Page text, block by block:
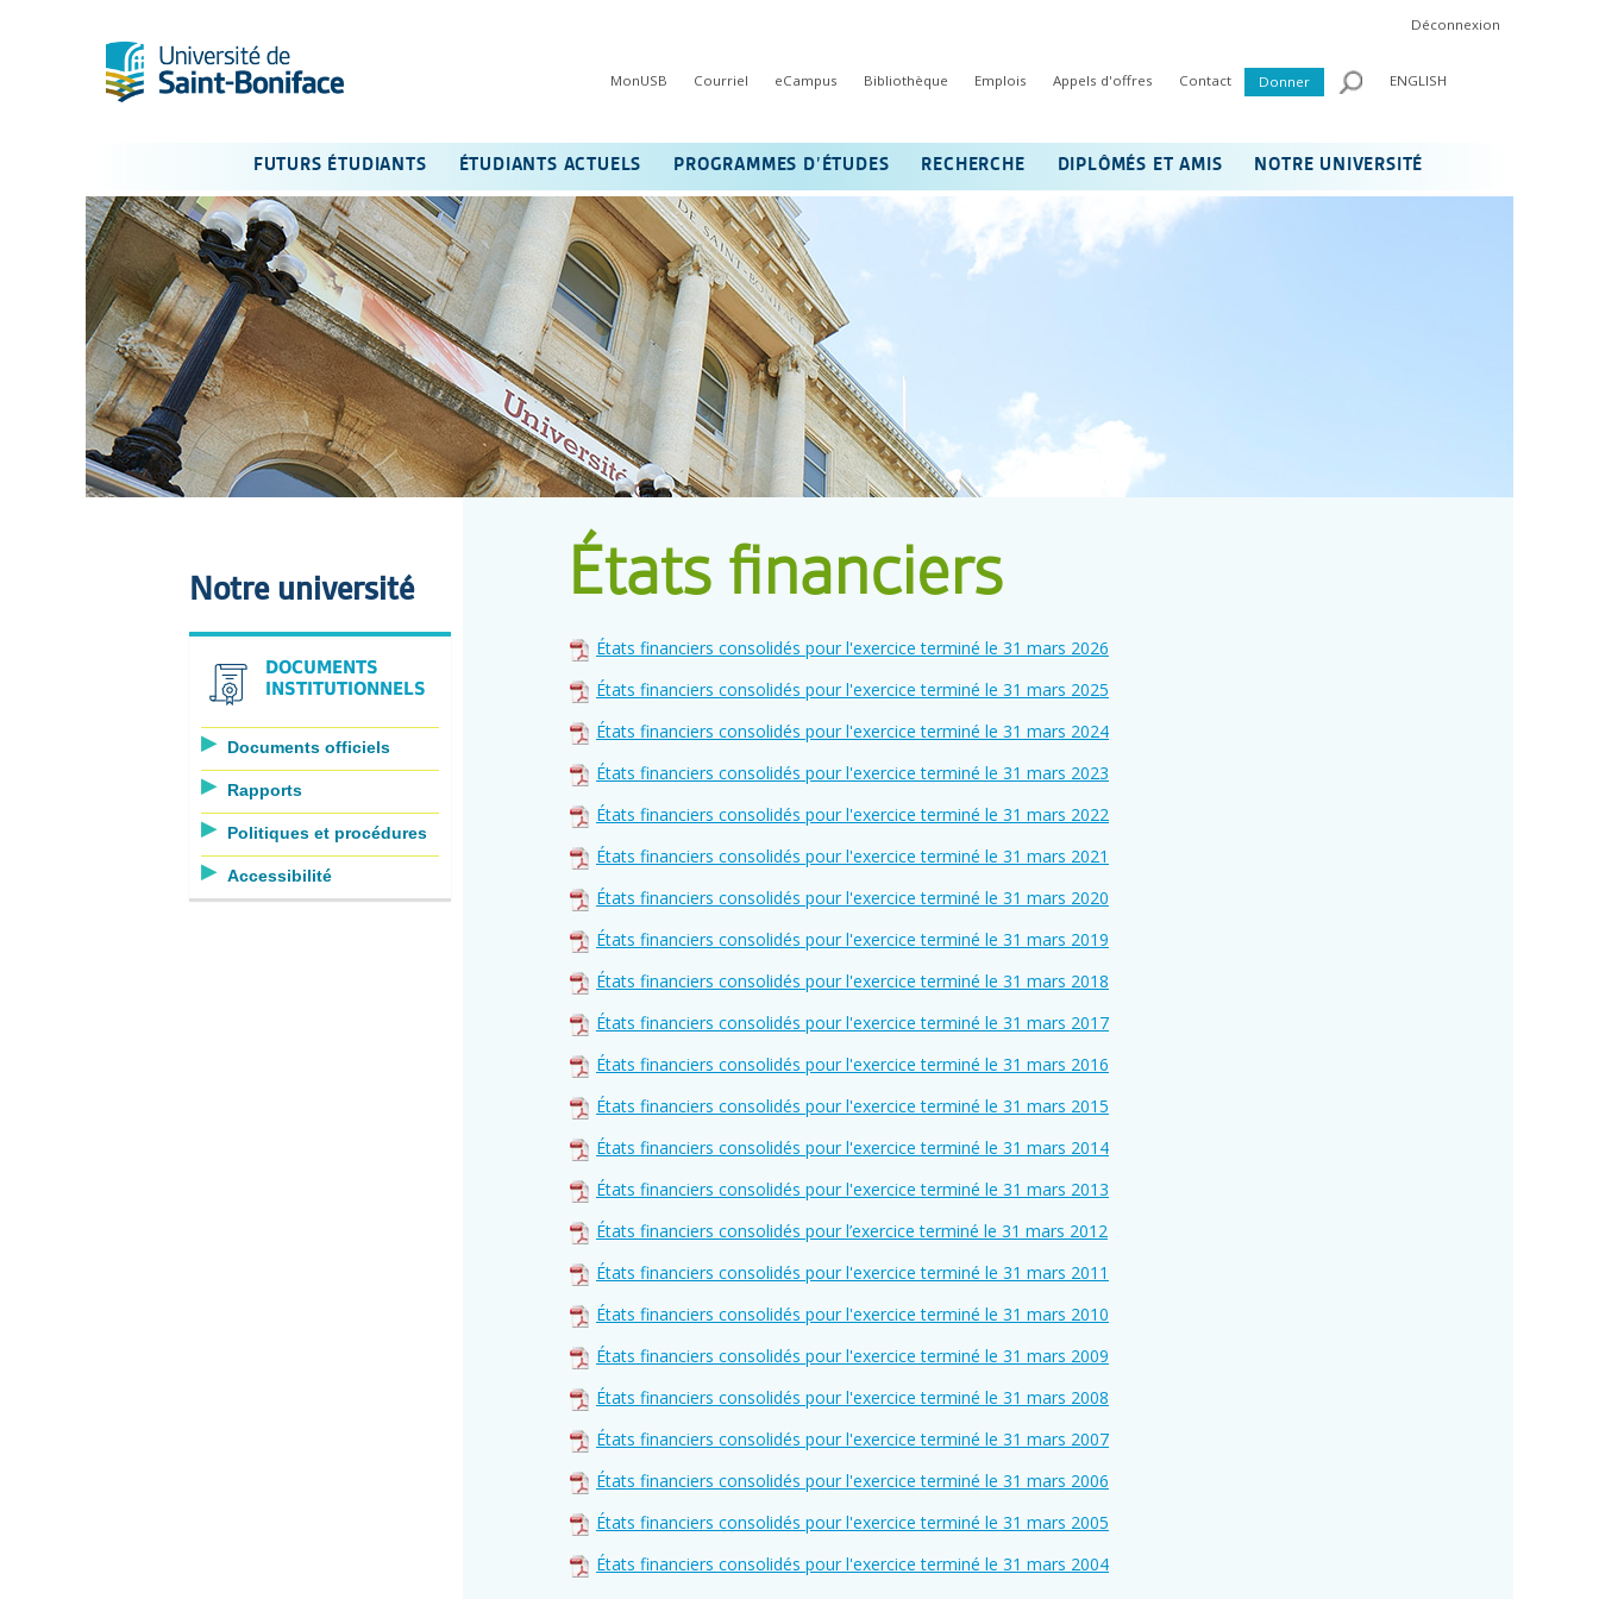
Déconnexion
MonUSB Courriel eCampus Bibliothèque Emplois Appels d'offres Contact Donner ENGLISH
FUTURS ÉTUDIANTS ÉTUDIANTS ACTUELS PROGRAMMES D’ÉTUDES RECHERCHE DIPLÔMÉS ET AMIS NOTRE UNIVERSITÉ
États financiers
États financiers consolidés pour l'exercice terminé le 31 mars 2026
États financiers consolidés pour l'exercice terminé le 31 mars 2025
États financiers consolidés pour l'exercice terminé le 31 mars 2024
États financiers consolidés pour l'exercice terminé le 31 mars 2023
États financiers consolidés pour l'exercice terminé le 31 mars 2022
États financiers consolidés pour l'exercice terminé le 31 mars 2021
États financiers consolidés pour l'exercice terminé le 31 mars 2020
États financiers consolidés pour l'exercice terminé le 31 mars 2019
États financiers consolidés pour l'exercice terminé le 31 mars 2018
États financiers consolidés pour l'exercice terminé le 31 mars 2017
États financiers consolidés pour l'exercice terminé le 31 mars 2016
États financiers consolidés pour l'exercice terminé le 31 mars 2015
États financiers consolidés pour l'exercice terminé le 31 mars 2014
États financiers consolidés pour l'exercice terminé le 31 mars 2013
États financiers consolidés pour l’exercice terminé le 31 mars 2012
États financiers consolidés pour l'exercice terminé le 31 mars 2011
États financiers consolidés pour l'exercice terminé le 31 mars 2010
États financiers consolidés pour l'exercice terminé le 31 mars 2009
États financiers consolidés pour l'exercice terminé le 31 mars 2008
États financiers consolidés pour l'exercice terminé le 31 mars 2007
États financiers consolidés pour l'exercice terminé le 31 mars 2006
États financiers consolidés pour l'exercice terminé le 31 mars 2005
États financiers consolidés pour l'exercice terminé le 31 mars 2004
Notre université
DOCUMENTS
INSTITUTIONNELS
Documents officiels
Rapports
Politiques et procédures
Accessibilité